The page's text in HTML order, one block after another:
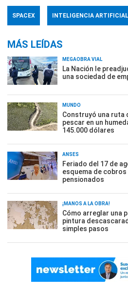
SPACEX INTELIGENCIA ARTIFICIAL
MÁS LEÍDAS
MEGAOBRA VIAL
La Nación le
una sociedad de
MUNDO
Construyó una ruta
pescar en un
145.000 dólares
ANSES
Feriado del 17 de
esquema de
pensionados
¡MANOS A LA OBRA!
Cómo arreglar una
pintura
simples pasos